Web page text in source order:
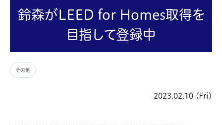
鈴森がLEED for Homes取得を
目指して登録中
その他
2023.02.10 (Fri)